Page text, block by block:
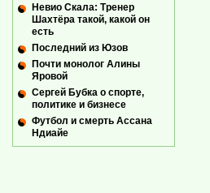
Невио Скала: Тренер
Шахтёра такой, какой он
есть
Последний из Юзов
Почти монолог Алины
Яровой
Сергей Бубка о спорте,
политике и бизнесе
Футбол и смерть Ассана
Ндиайе